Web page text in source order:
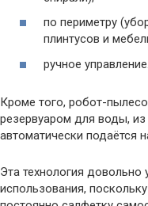
по периметру
плинтусов и
ручное управление.
Кроме того, робот-
резервуаром для воды,
автоматически подаётся
Эта технология
использования,